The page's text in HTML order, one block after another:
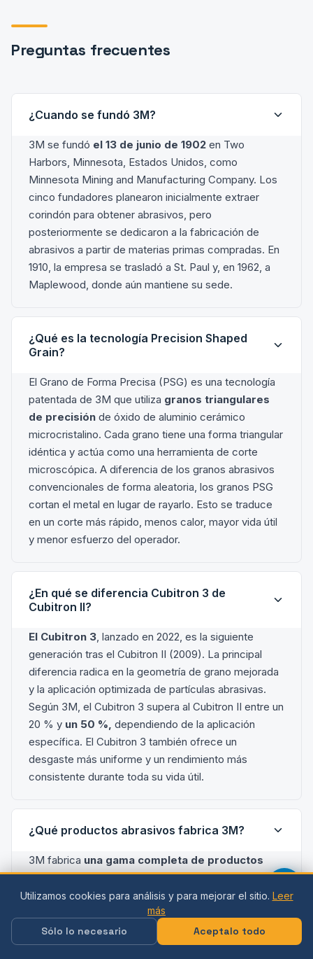
Preguntas frecuentes
¿Cuando se fundó 3M?
3M se fundó el 13 de junio de 1902 en Two
Harbors, Minnesota, Estados Unidos, como
Minnesota Mining and Manufacturing Company. Los
cinco fundadores planearon inicialmente extraer
corindón para obtener abrasivos, pero
posteriormente se dedicaron a la fabricación de
abrasivos a partir de materias primas compradas. En
1910, la empresa se trasladó a St. Paul y, en 1962, a
Maplewood, donde aún mantiene su sede.
¿Qué es la tecnología Precision Shaped
Grain?
El Grano de Forma Precisa (PSG) es una tecnología
patentada de 3M que utiliza granos triangulares
de precisión de óxido de aluminio cerámico
microcristalino. Cada grano tiene una forma triangular
idéntica y actúa como una herramienta de corte
microscópica. A diferencia de los granos abrasivos
convencionales de forma aleatoria, los granos PSG
cortan el metal en lugar de rayarlo. Esto se traduce
en un corte más rápido, menos calor, mayor vida útil
y menor esfuerzo del operador.
¿En qué se diferencia Cubitron 3 de
Cubitron II?
El Cubitron 3 , lanzado en 2022, es la siguiente
generación tras el Cubitron II (2009). La principal
diferencia radica en la geometría de grano mejorada
y la aplicación optimizada de partículas abrasivas.
Según 3M, el Cubitron 3 supera al Cubitron II entre un
20 % y un 50 %, dependiendo de la aplicación
específica. El Cubitron 3 también ofrece un
desgaste más uniforme y un rendimiento más
consistente durante toda su vida útil.
¿Qué productos abrasivos fabrica 3M?
3M fabrica una gama completa de productos
abrasivos: discos de corte y desbaste, discos de
láminas, discos de fibra, bandas y láminas abrasivas,
abrasivo no tejido Scotch-Brite, materiales de pulido,
herramientas de diamante y sistemas de desbaste
sin polvo 3M Xtract. Entre las líneas principales se
Utilizamos cookies para análisis y para mejorar el sitio. Leer
más
Sólo lo necesario Aceptalo todo